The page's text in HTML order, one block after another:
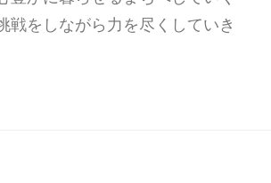
戦をしながら力を尽くしていき